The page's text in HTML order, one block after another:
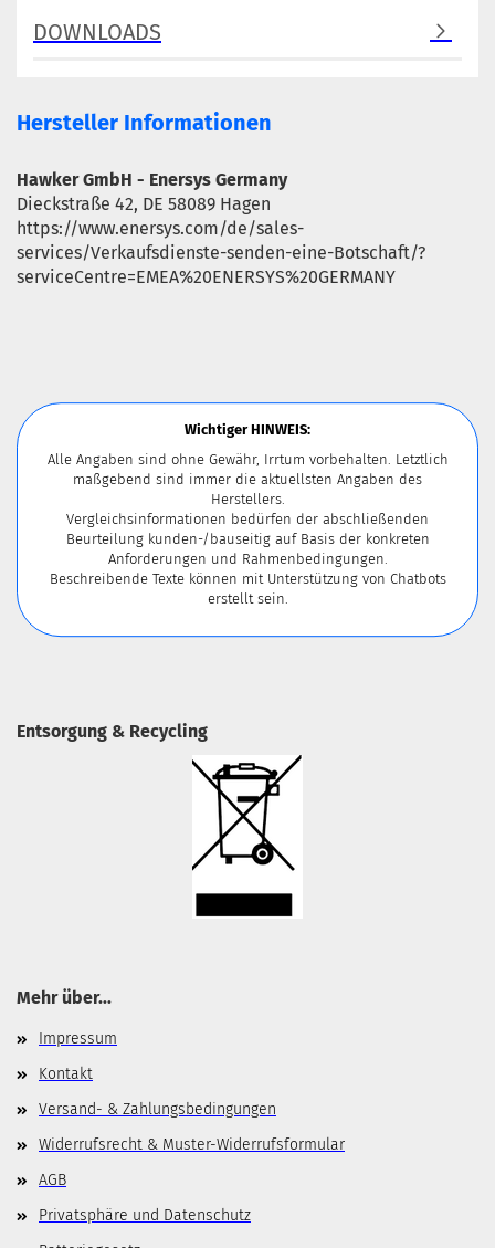
DOWNLOADS
Hersteller Informationen
Hawker GmbH - Enersys Germany
Dieckstraße 42, DE 58089 Hagen
https://www.enersys.com/de/sales-
services/Verkaufsdienste-senden-eine-Botschaft/?
serviceCentre=EMEA%20ENERSYS%20GERMANY
Wichtiger HINWEIS:
Alle Angaben sind ohne Gewähr, Irrtum vorbehalten. Letztlich
maßgebend sind immer die aktuellsten Angaben des
Herstellers.
Vergleichsinformationen bedürfen der abschließenden
Beurteilung kunden-/bauseitig auf Basis der konkreten
Anforderungen und Rahmenbedingungen.
Beschreibende Texte können mit Unterstützung von Chatbots
erstellt sein.
Entsorgung & Recycling
Mehr über...
Impressum
Kontakt
Versand- & Zahlungsbedingungen
Widerrufsrecht & Muster-Widerrufsformular
AGB
Privatsphäre und Datenschutz